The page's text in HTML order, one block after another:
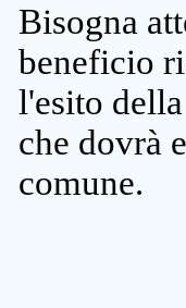
Bisogna
beneficio
l'esito
che dovrà
comune.